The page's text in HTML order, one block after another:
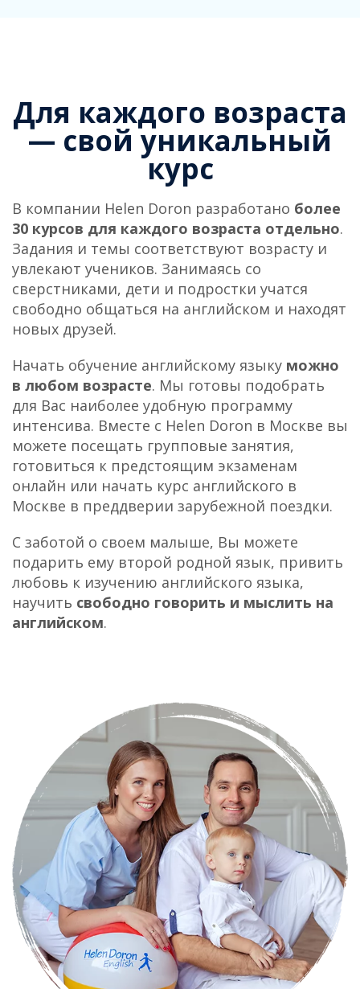
Для каждого возраста
— свой уникальный
курс
В компании Helen Doron разработано более
30 курсов для каждого возраста отдельно.
Задания и темы соответствуют возрасту и
увлекают учеников. Занимаясь со
сверстниками, дети и подростки учатся
свободно общаться на английском и находят
новых друзей.
Начать обучение английскому языку можно
в любом возрасте. Мы готовы подобрать
для Вас наиболее удобную программу
интенсива. Вместе с Helen Doron в Москве вы
можете посещать групповые занятия,
готовиться к предстоящим экзаменам
онлайн или начать курс английского в
Москве в преддверии зарубежной поездки.
С заботой о своем малыше, Вы можете
подарить ему второй родной язык, привить
любовь к изучению английского языка,
научить свободно говорить и мыслить на
английском.